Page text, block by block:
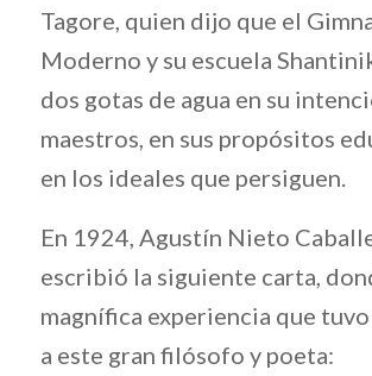
Tagore, quien dijo que el
Moderno y su escuela
dos gotas de agua en su
maestros, en sus propósitos
en los ideales que persiguen.
En 1924, Agustín Nieto
escribió la siguiente carta,
magnífica experiencia que
a este gran filósofo y poeta: